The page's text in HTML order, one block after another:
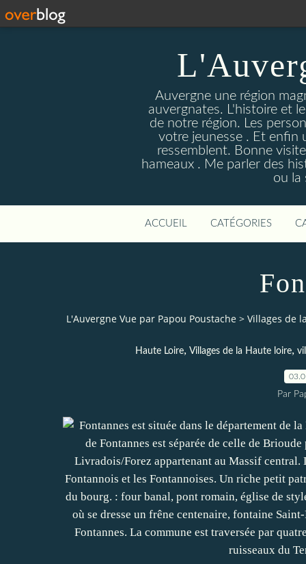
Auvergne une région
auvergnates. L'histoire et
de notre région. Les
votre jeunesse . Et enfin
ressemblent. Bonne
hameaux . Me parler des
ou la
ACCUEIL CATÉGORIES
L'Auvergne Vue par Papou Poustache > Villages de
Haute Loire, Villages de la Haute loire,
Par